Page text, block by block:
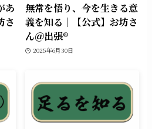
あ
さ
無常を悟り、今を生きる意
義を知る｜【公式】お坊さ
ん＠出張®︎
2025年6月30日